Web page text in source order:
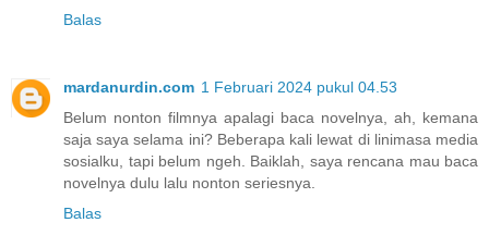
Balas
mardanurdin.com 1 Februari 2024 pukul 04.53
Belum nonton filmnya apalagi baca novelnya, ah, kemana
saja saya selama ini? Beberapa kali lewat di linimasa media
sosialku, tapi belum ngeh. Baiklah, saya rencana mau baca
novelnya dulu lalu nonton seriesnya.
Balas